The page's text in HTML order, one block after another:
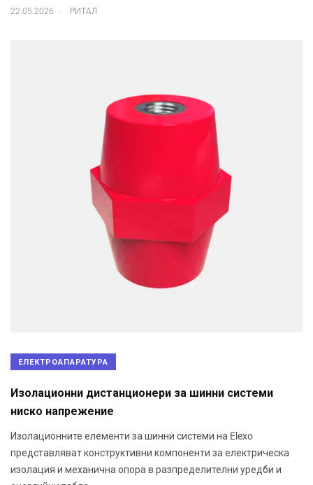
22.05.2026 . РИТАЛ
ЕЛЕКТРОАПАРАТУРА
Изолационни дистанционери за шинни системи
ниско напрежение
Изолационните елементи за шинни системи на Elexo
представляват конструктивни компоненти за електрическа
изолация и механична опора в разпределителни уредби и